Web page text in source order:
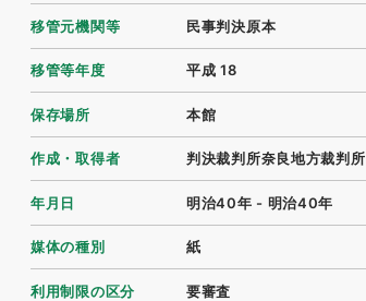
移管元機関等 民事判決原本
移管等年度 平成 18
保存場所 本館
作成・取得者 判決裁判所奈良地方裁判所
年月日 明治40年 - 明治40年
媒体の種別 紙
利用制限の区分 要審査